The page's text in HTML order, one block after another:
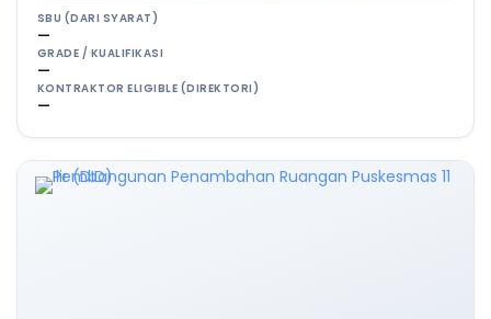
SBU (DARI SYARAT)
—
GRADE / KUALIFIKASI
—
KONTRAKTOR ELIGIBLE (DIREKTORI)
—